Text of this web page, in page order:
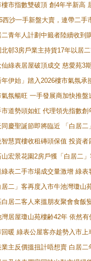
樓市指數雙破頂 創4年半新高
西沙一手新盤大賣，連帶二
二青年人計劃中籤者陸續收
邨3房戶業主持貨17年以居
仙綠表居屋破頂成交 慈愛苑3
年伊始」踏入2026樓市氣氛
氣氛暢旺 一手發展商加快推
市道勢頭如虹 代理領先指數
同慶聖誕節即將臨近 「白居
智慧買樓收租磚頭保值 投資
宏景花園2房戶獲「白居二
綠表二手市場成交量激增 綠
居二」客再度入市牛池灣瓊
白居二客人來搵朋友聚會食
灣居屋瓊山苑樓齢42年 依然
回暖 綠表公屋客亦趁勢入市
業主反價搵扭計唔想賣 白居